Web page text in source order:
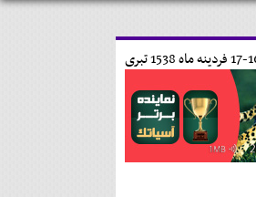
17 فردينه ماه 1538 تبری